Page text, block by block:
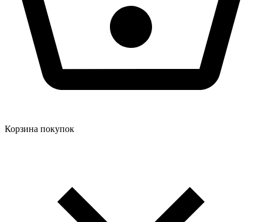
Корзина покупок